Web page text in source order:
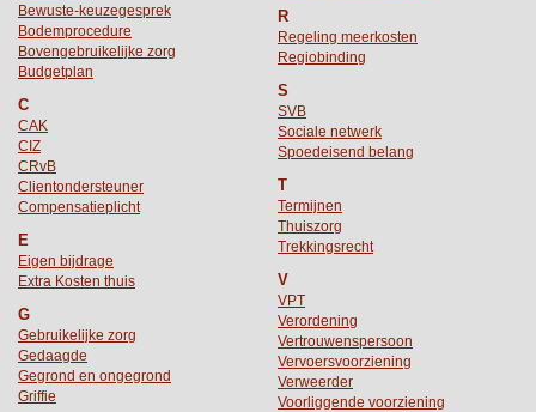
Bewuste-keuzegesprek
Bodemprocedure
Bovengebruikelijke zorg
Budgetplan
C
CAK
CIZ
CRvB
Clientondersteuner
Compensatieplicht
E
Eigen bijdrage
Extra Kosten thuis
G
Gebruikelijke zorg
Gedaagde
Gegrond en ongegrond
Griffie
R
Regeling meerkosten
Regiobinding
S
SVB
Sociale netwerk
Spoedeisend belang
T
Termijnen
Thuiszorg
Trekkingsrecht
V
VPT
Verordening
Vertrouwenspersoon
Vervoersvoorziening
Verweerder
Voorliggende voorziening